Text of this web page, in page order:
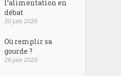
l’alimentation en
débat
30 juin 2026
Où remplir sa
gourde ?
26 juin 2026